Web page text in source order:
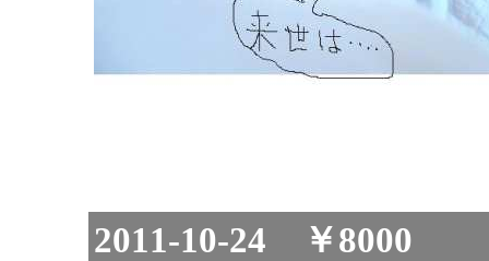
2011-10-24 ￥8000